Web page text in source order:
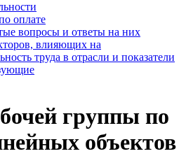
оплате
вопросы и ответы на них
влияющих на
труда в отрасли и показатели
группы по
объектов